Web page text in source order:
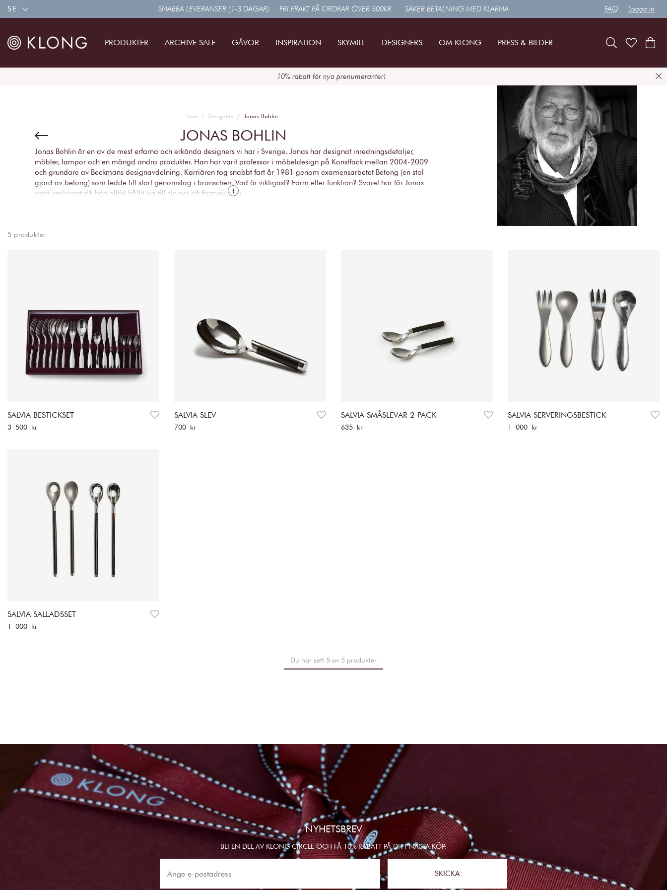
SE SNABBA LEVERANSER (1-3 DAGAR) FRI FRAKT PÅ ORDRAR ÖVER 500KR SÄKER BETALNING MED KLARNA FAQ Logga in
PRODUKTER ARCHIVE SALE GÅVOR INSPIRATION SKYMILL DESIGNERS OM KLONG PRESS & BILDER
10% rabatt för nya prenumeranter!
Hem Designers Jonas Bohlin
JONAS BOHLIN
Jonas Bohlin är en av de mest erfarna och erkända designers vi har i Sverige. Jonas har designat inredningsdetaljer,
möbler, lampor och en mängd andra produkter. Han har varit professor i möbeldesign på Konstfack mellan 2004-2009
och grundare av Beckmans designavdelning. Karriären tog snabbt fart år 1981 genom examensarbetet Betong (en stol
gjord av betong) som ledde till stort genomslag i branschen. Vad är viktigast? Form eller funktion? Svaret har för Jonas
varit irrelevant då han alltid hållit sig till sin syn på formgivning.
kollektionen. Jonas filosofi är att skapa hållbar design med lång livslängd.
5 produkter
SALVIA BESTICKSET
Pris:3 500 kr
3 500 kr
SALVIA SLEV
Pris: 700 kr
700 kr
SALVIA SMÅSLEVAR 2-PACK
Pris: 635 kr
635 kr
SALVIA SERVERINGSBESTICK
Pris:1 000 kr
1 000 kr
SALVIA SALLADSSET
Pris:1 000 kr
1 000 kr
Du har sett 5 av 5 produkter
NYHETSBREV
BLI EN DEL AV KLONG CIRCLE OCH FÅ 10% RABATT PÅ DITT NÄSTA KÖP:
SKICKA